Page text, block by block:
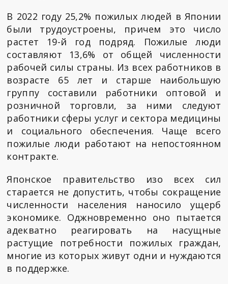
В 2022 году 25,2% пожилых людей в Японии
были трудоустроены, причем это число
растет 19-й год подряд. Пожилые люди
составляют 13,6% от общей численности
рабочей силы страны. Из всех работников в
возрасте 65 лет и старше наибольшую
группу составили работники оптовой и
розничной торговли, за ними следуют
работники сферы услуг и сектора медицины
и социального обеспечения. Чаще всего
пожилые люди работают на непостоянном
контракте.
Японское правительство изо всех сил
старается не допустить, чтобы сокращение
численности населения наносило ущерб
экономике. Оджновременно оно пытается
адекватно реагировать на насущные
растущие потребности пожилых граждан,
многие из которых живут одни и нуждаются
в поддержке.